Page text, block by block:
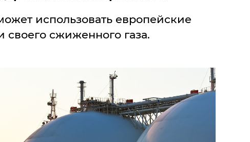
использовать европейские
своего сжиженного газа.